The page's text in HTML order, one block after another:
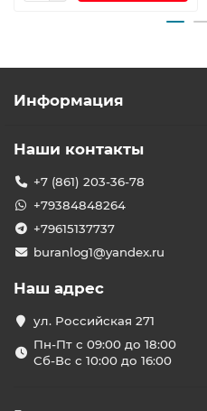
Информация
Наши контакты
+7 (861) 203-36-78
+79384848264
+79615137737
buranlog1@yandex.ru
Наш адрес
ул. Российская 271
Пн-Пт с 09:00 до 18:00
Сб-Вс с 10:00 до 16:00